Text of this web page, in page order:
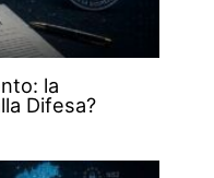
la
Difesa?